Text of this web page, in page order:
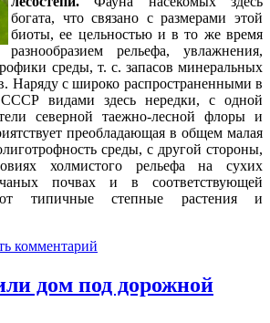
богата, что связано с размерами этой
биоты, ее цельностью и в то же время
разнообразием рельефа, увлажнения,
среды, т. с. запасов минеральных
Наряду с широко распространенными в
СССР видами здесь нередки, с одной
северной таежно-лесной флоры и
преобладающая в общем малая
среды, с другой стороны,
холмистого рельефа на сухих
почвах и в соответствующей
типичные степные растения и
комментарий
дом под дорожной